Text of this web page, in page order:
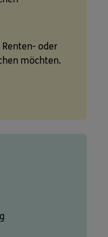
Renten- oder
möchten.